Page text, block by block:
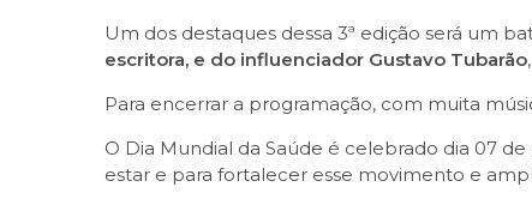
Um dos destaques dessa 3ª edição será um
escritora, e do influenciador Gustavo Tubarão
Para encerrar a programação, com muita
O Dia Mundial da Saúde é celebrado dia 07
estar e para fortalecer esse movimento e